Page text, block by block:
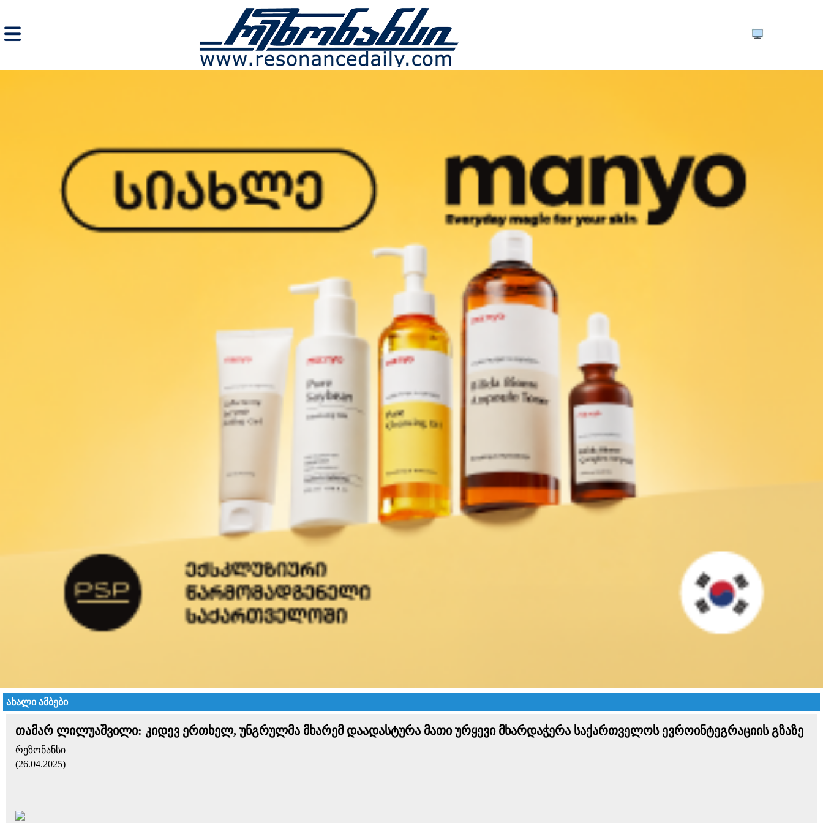
ახალი ამბები
თამარ ლილუაშვილი: კიდევ ერთხელ, უნგრულმა მხარემ დაადასტურა მათი ურყევი მხარდაჭერა საქართველოს ევროინტეგრაციის გზაზე
რეზონანსი
(26.04.2025)